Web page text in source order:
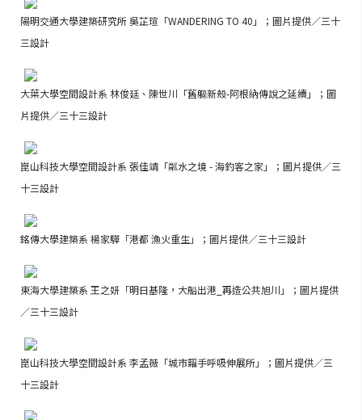
陽明交通大學建築研究所 吳芷瑄「WANDERING TO 40」；圖片提供／三十
三設計
大葉大學空間設計系 林俊廷、陳世川「舊軀新殼-阿根納傳說之延續」；圖
片提供／三十三設計
崑山科技大學空間設計系 張佳靖「粼水之境 - 海釣客之家」；圖片提供／三
十三設計
銘傳大學建築系 楊家驊「港都 漁火重生」；圖片提供／三十三設計
東海大學建築系 王之妍「明日基隆，大船出港_再造公共旭川」；圖片提供
／三十三設計
崑山科技大學空間設計系 李孟薇「城市糶手呼吸伸展所」；圖片提供／三
十三設計